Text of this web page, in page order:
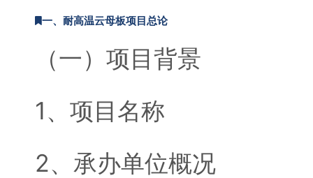
一、耐高温云母板项目总论
（一）项目背景
1、项目名称
2、承办单位概况